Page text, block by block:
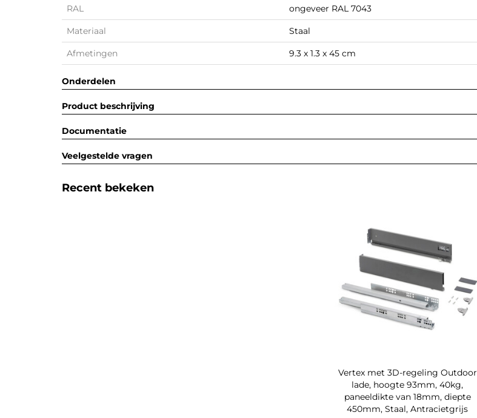
RAL ongeveer RAL 7043
Materiaal Staal
Afmetingen 9.3 x 1.3 x 45 cm
Onderdelen
Product beschrijving
Documentatie
Veelgestelde vragen
Recent bekeken
Vertex met 3D-regeling Outdoor
lade, hoogte 93mm, 40kg,
paneeldikte van 18mm, diepte
450mm, Staal, Antracietgrijs